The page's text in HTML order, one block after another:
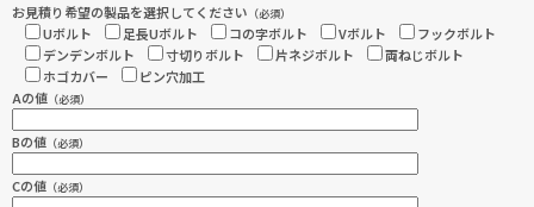
お見積り希望の製品を選択してください （必須）
Uボルト 足長Uボルト コの字ボルト Vボルト
フックボルト
デンデンボルト
寸切りボルト 片ネジボルト
両ねじボルト
ホゴカバー
ピン穴加工
Aの値 （必須）
Bの値 （必須）
Cの値 （必須）